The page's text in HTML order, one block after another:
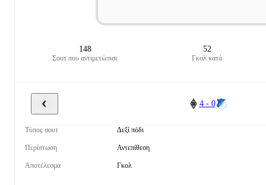
148
Σουτ που αντιμετώπισε
52
Γκολ κατά
4 - 0
Τύπος σουτ Δεξί πόδι
Περίπτωση Αντεπίθεση
Αποτέλεσμα Γκολ